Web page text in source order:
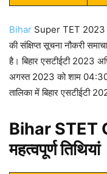
Bihar Super TET 2023
की संक्षिप्त सूचना नौकरी
है। बिहार एसटीईटी 2023
अगस्त 2023 को शाम
तालिका में बिहार एसटीईटी
Bihar STET
महत्वपूर्ण तिथियां